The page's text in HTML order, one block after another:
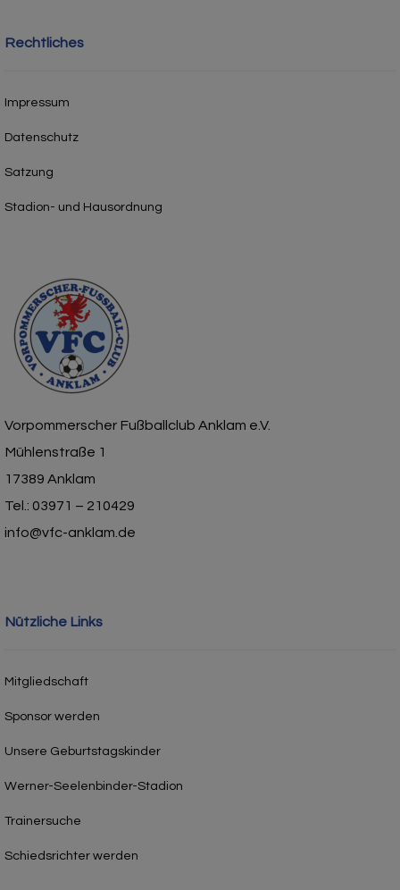
Rechtliches
Impressum
Datenschutz
Satzung
Stadion- und Hausordnung
Vorpommerscher Fußballclub Anklam e.V.
Mühlenstraße 1
17389 Anklam
Tel.: 03971 – 210429
info@vfc-anklam.de
Nützliche Links
Mitgliedschaft
Sponsor werden
Unsere Geburtstagskinder
Werner-Seelenbinder-Stadion
Trainersuche
Schiedsrichter werden